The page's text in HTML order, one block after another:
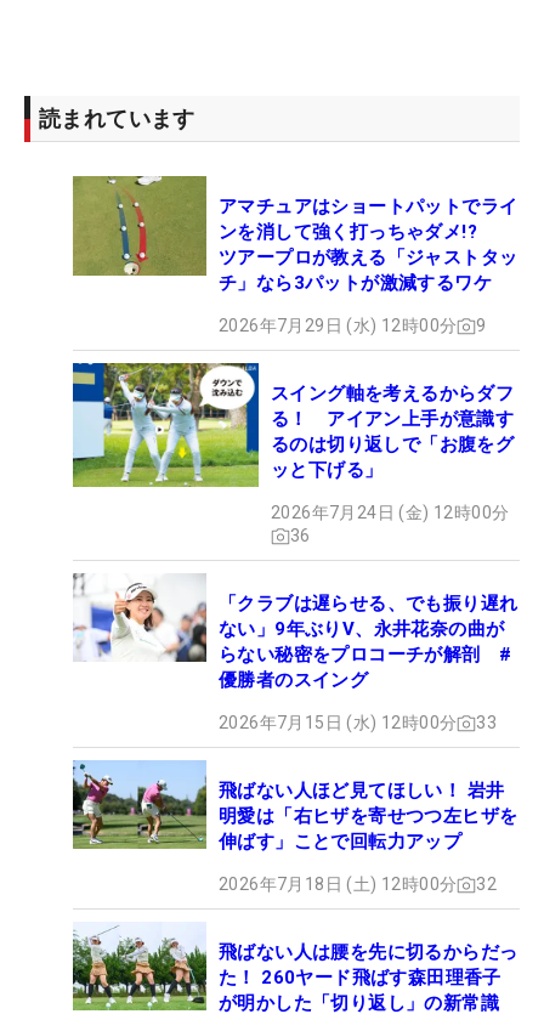
読まれています
アマチュアはショートパットでライ
ンを消して強く打っちゃダメ!?
ツアープロが教える「ジャストタッ
チ」なら3パットが激減するワケ
2026年7月29日 (水) 12時00分 9
スイング軸を考えるからダフ
る！ アイアン上手が意識す
るのは切り返しで「お腹をグ
ッと下げる」
2026年7月24日 (金) 12時00分
36
「クラブは遅らせる、でも振り遅れ
ない」9年ぶりV、永井花奈の曲が
らない秘密をプロコーチが解剖 #
優勝者のスイング
2026年7月15日 (水) 12時00分 33
飛ばない人ほど見てほしい！ 岩井
明愛は「右ヒザを寄せつつ左ヒザを
伸ばす」ことで回転力アップ
2026年7月18日 (土) 12時00分 32
飛ばない人は腰を先に切るからだっ
た！ 260ヤード飛ばす森田理香子
が明かした「切り返し」の新常識